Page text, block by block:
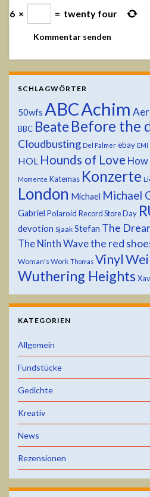
6 × = twenty four
SCHLAGWÖRTER
50wfs ABCAchim
BBC Beate Before the
Cloudbusting Del Palmer ebay EMI
HOL Hounds of Love
Momente Katemas Konzerte
London Michael Michael
Gabriel Polaroid Record Store Day
devotion Sjaak Stefan The
The Ninth Wavethe red
Woman's Work Thomas Vinyl
Wuthering Heights
KATEGORIEN
Allgemein
Fundstücke
Gedichte
Kreativ
News
Rezensionen